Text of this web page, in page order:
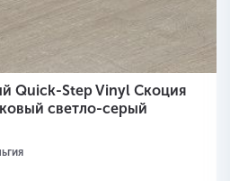
Quick-Step Vinyl Скоция
светло-серый